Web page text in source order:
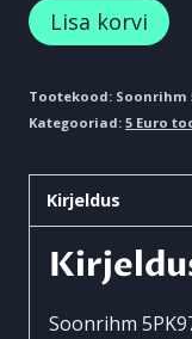
Soonrihm
5PK975
DAYCO
kogus
Lisa korvi
Tootekood: Soonrihm
Kategooriad: 5 Euro
Kirjeldus
Soonrihm